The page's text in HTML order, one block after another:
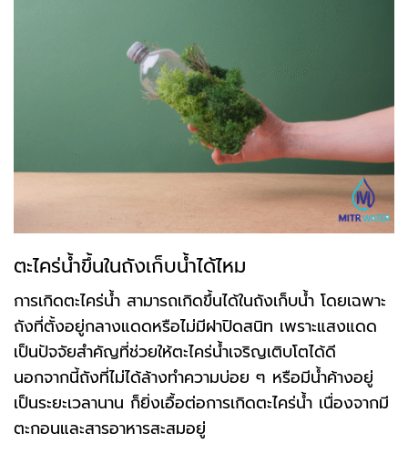
ตะไคร่น้ำขึ้นในถังเก็บน้ำได้ไหม
การเกิดตะไคร่น้ำ สามารถเกิดขึ้นได้ในถังเก็บน้ำ โดยเฉพาะ
ถังที่ตั้งอยู่กลางแดดหรือไม่มีฝาปิดสนิท เพราะแสงแดด
เป็นปัจจัยสำคัญที่ช่วยให้ตะไคร่น้ำเจริญเติบโตได้ดี
นอกจากนี้ถังที่ไม่ได้ล้างทำความบ่อย ๆ หรือมีน้ำค้างอยู่
เป็นระยะเวลานาน ก็ยิ่งเอื้อต่อการเกิดตะไคร่น้ำ เนื่องจากมี
ตะกอนและสารอาหารสะสมอยู่